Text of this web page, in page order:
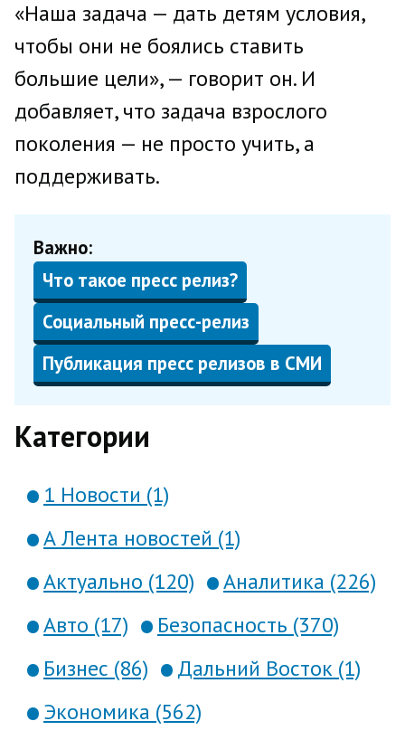
«Наша задача — дать детям условия,
чтобы они не боялись ставить
большие цели», — говорит он. И
добавляет, что задача взрослого
поколения — не просто учить, а
поддерживать.
Важно:
Что такое пресс релиз?
Социальный пресс-релиз
Публикация пресс релизов в СМИ
Категории
1 Новости (1)
А Лента новостей (1)
Актуально (120)
Аналитика (226)
Авто (17)
Безопасность (370)
Бизнес (86)
Дальний Восток (1)
Экономика (562)